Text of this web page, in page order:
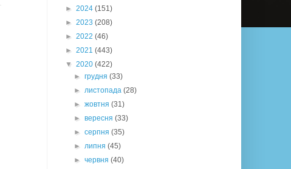
► 2024 (151)
► 2023 (208)
► 2022 (46)
► 2021 (443)
▼ 2020 (422)
►грудня(33)
►листопада(28)
►жовтня(31)
►вересня(33)
►серпня(35)
►липня(45)
►червня(40)